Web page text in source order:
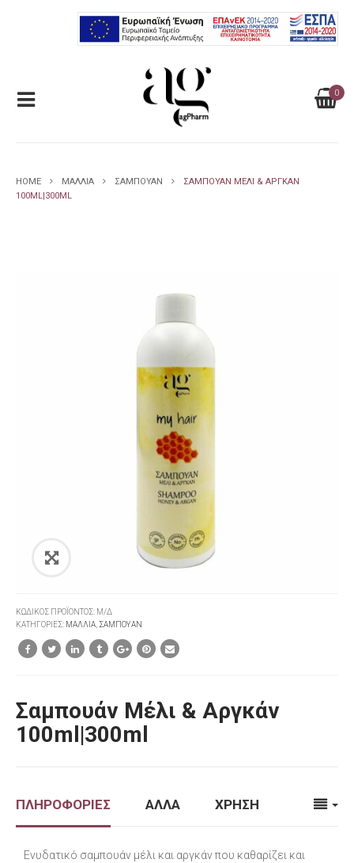
0
HOME ΜΑΛΛΙΑ ΣΑΜΠΟΥΑΝ
ΣΑΜΠΟΥΆΝ ΜΈΛΙ & ΑΡΓΚΆΝ
100ML|300ML
ΚΩΔΙΚΌΣ ΠΡΟΪΌΝΤΟΣ: Μ/Δ
ΚΑΤΗΓΟΡΊΕΣ: ΜΑΛΛΙΑ ΣΑΜΠΟΥΑΝ
Σαμπουάν Μέλι & Αργκάν
100ml|300ml
ΠΛΗΡΟΦΟΡΙΕΣ ΑΛΛΑ ΧΡΗΣΗ
Ενυδατικό σαμπουάν μέλι και αργκάν που καθαρίζει και